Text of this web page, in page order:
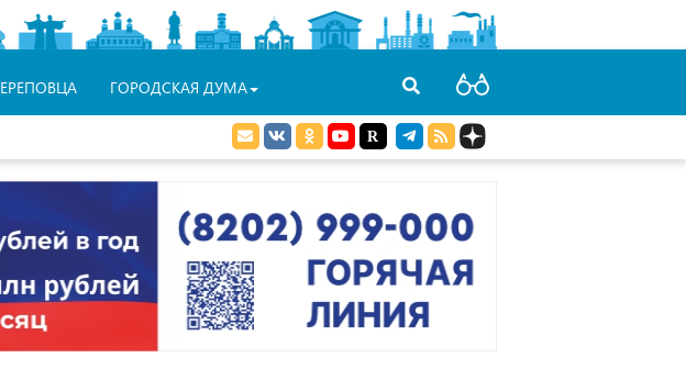
ГОРОДСКАЯ ДУМА